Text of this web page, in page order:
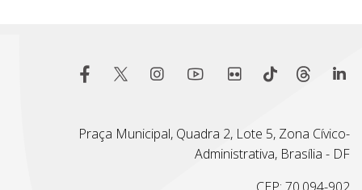
Praça Municipal, Quadra 2, Lote 5, Zona Cívico-
Administrativa, Brasília - DF